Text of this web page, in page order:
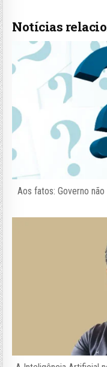
Notícias
Aos fatos: Governo